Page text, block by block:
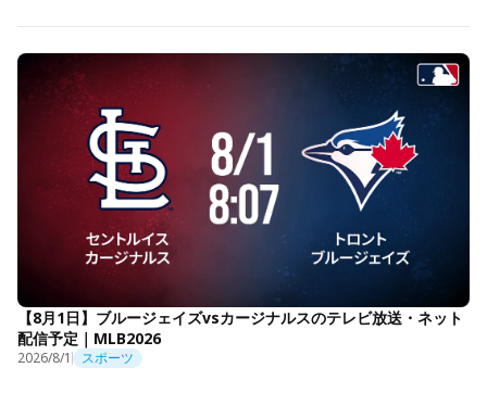
【8月1日】ブルージェイズvsカージナルスのテレビ放送・ネット
配信予定｜MLB2026
2026/8/1 スポーツ